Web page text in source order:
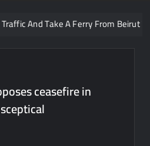
And Take A Ferry From Beirut To
ceasefire in